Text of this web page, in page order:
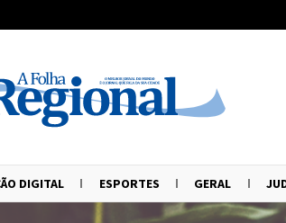
DIGITAL ESPORTES GERAL